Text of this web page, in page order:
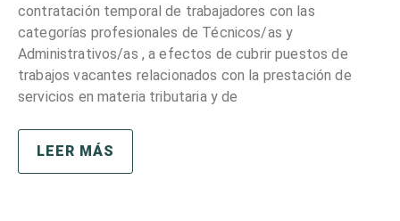
contratación temporal de trabajadores con las
categorías profesionales de Técnicos/as y
Administrativos/as , a efectos de cubrir puestos de
trabajos vacantes relacionados con la prestación de
servicios en materia tributaria y de
LEER MÁS